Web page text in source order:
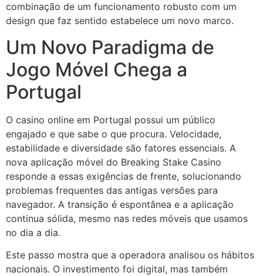
combinação de um funcionamento robusto com um
design que faz sentido estabelece um novo marco.
Um Novo Paradigma de
Jogo Móvel Chega a
Portugal
O casino online em Portugal possui um público
engajado e que sabe o que procura. Velocidade,
estabilidade e diversidade são fatores essenciais. A
nova aplicação móvel do Breaking Stake Casino
responde a essas exigências de frente, solucionando
problemas frequentes das antigas versões para
navegador. A transição é espontânea e a aplicação
continua sólida, mesmo nas redes móveis que usamos
no dia a dia.
Este passo mostra que a operadora analisou os hábitos
nacionais. O investimento foi digital, mas também